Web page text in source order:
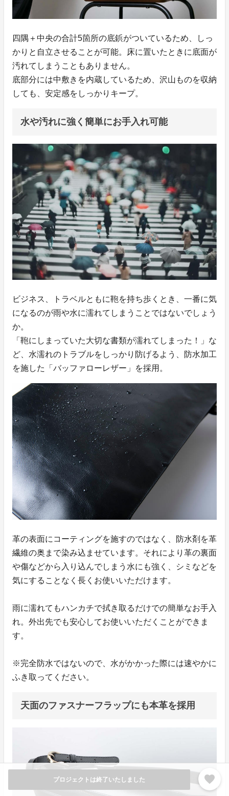
プロジェクトは終了いたしました favorite
四隅＋中央の合計5箇所の底鋲がついているため、しっ
かりと自立させることが可能。床に置いたときに底面が
汚れてしまうこともありません。
底部分には中敷きを内蔵しているため、沢山ものを収納
しても、安定感をしっかりキープ。
水や汚れに強く簡単にお手入れ可能
ビジネス、トラベルともに鞄を持ち歩くとき、一番に気
になるのが雨や水に濡れてしまうことではないでしょう
か。
「鞄にしまっていた大切な書類が濡れてしまった！」な
ど、水濡れのトラブルをしっかり防げるよう、防水加工
を施した「バッファローレザー」を採用。
革の表面にコーティングを施すのではなく、防水剤を革
繊維の奥まで染み込ませています。それにより革の裏面
や傷などから入り込んでしまう水にも強く、シミなどを
気にすることなく長くお使いいただけます。
雨に濡れてもハンカチで拭き取るだけでの簡単なお手入
れ。外出先でも安心してお使いいただくことができま
す。
※完全防水ではないので、水がかかった際には速やかに
ふき取ってください。
天面のファスナーフラップにも本革を採用